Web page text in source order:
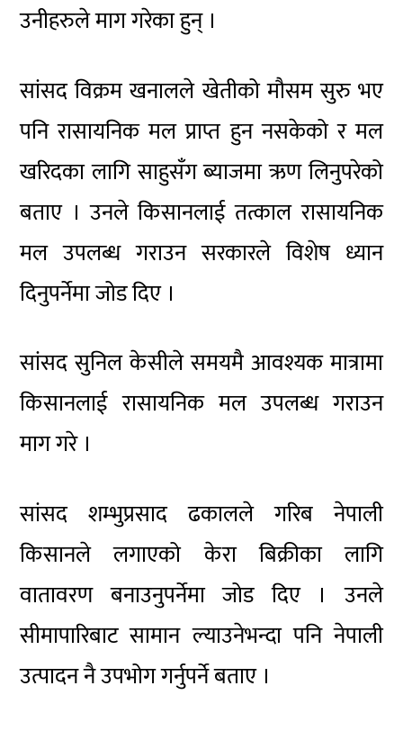
उनीहरुले माग गरेका हुन् ।
सांसद विक्रम खनालले खेतीको मौसम सुरु भए
पनि रासायनिक मल प्राप्त हुन नसकेको र मल
खरिदका लागि साहुसँग ब्याजमा ऋण लिनुपरेको
बताए । उनले किसानलाई तत्काल रासायनिक
मल उपलब्ध गराउन सरकारले विशेष ध्यान
दिनुपर्नेमा जोड दिए ।
सांसद सुनिल केसीले समयमै आवश्यक मात्रामा
किसानलाई रासायनिक मल उपलब्ध गराउन
माग गरे ।
सांसद शम्भुप्रसाद ढकालले गरिब नेपाली
किसानले लगाएको केरा बिक्रीका लागि
वातावरण बनाउनुपर्नेमा जोड दिए । उनले
सीमापारिबाट सामान ल्याउनेभन्दा पनि नेपाली
उत्पादन नै उपभोग गर्नुपर्ने बताए ।